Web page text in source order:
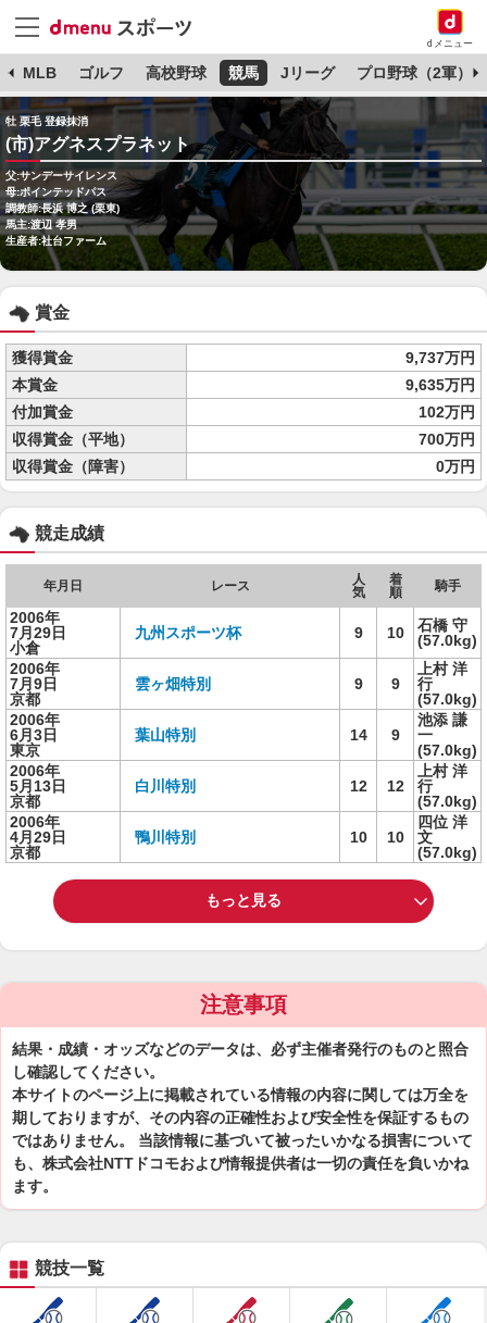
dメニュー
MLB ゴルフ 高校野球 競馬 Jリーグ プロ野球（2軍）
牡 栗毛 登録抹消
(市)アグネスプラネット
父:サンデーサイレンス
母:ポインテッドパス
調教師:長浜 博之 (栗東)
馬主:渡辺 孝男
生産者:社台ファーム
賞金
獲得賞金
9,737万円
本賞金
9,635万円
付加賞金
102万円
収得賞金（平地）
700万円
収得賞金（障害）
0万円
競走成績
年月日 レース
人
気
着
順
騎手
2006年
7月29日
小倉
九州スポーツ杯 9 10
石橋 守
(57.0kg)
2006年
7月9日
京都
雲ヶ畑特別 9 9
上村 洋
行
(57.0kg)
2006年
6月3日
東京
葉山特別 14 9
池添 謙
一
(57.0kg)
2006年
5月13日
京都
白川特別 12 12
上村 洋
行
(57.0kg)
2006年
4月29日
京都
鴨川特別 10 10
四位 洋
文
(57.0kg)
もっと見る
注意事項
結果・成績・オッズなどのデータは、必ず主催者発行のものと照合
し確認してください。
本サイトのページ上に掲載されている情報の内容に関しては万全を
期しておりますが、その内容の正確性および安全性を保証するもの
ではありません。 当該情報に基づいて被ったいかなる損害について
も、株式会社NTTドコモおよび情報提供者は一切の責任を負いかね
ます。
競技一覧